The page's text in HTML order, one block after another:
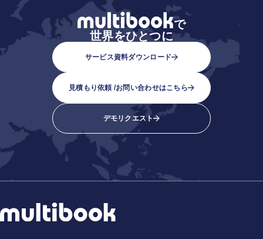
で
世界をひとつに
サービス資料ダウンロード
見積もり依頼 /お問い合わせはこちら
デモリクエスト